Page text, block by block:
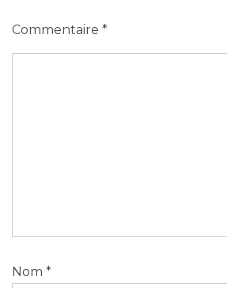
Commentaire *
Nom *